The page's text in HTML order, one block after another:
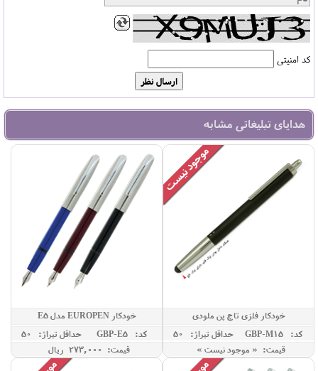
کد امنیتی
هدایای تبلیغاتی مشابه
خودکار فلزی تاچ پن ملودی
کد: GBP-M15
حداقل تيراژ: 50
قیمت: « موجود نیست »
خودکار EUROPEN مدل E5
کد: GBP-E5
حداقل تيراژ: 50
قیمت: 273,000 ريال